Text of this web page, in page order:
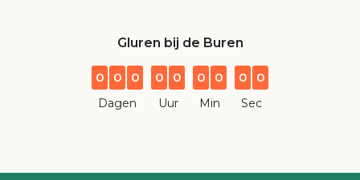
Gluren bij de Buren
0 0 0
Dagen
0 0
Uur
0 0
Min
0 0
Sec